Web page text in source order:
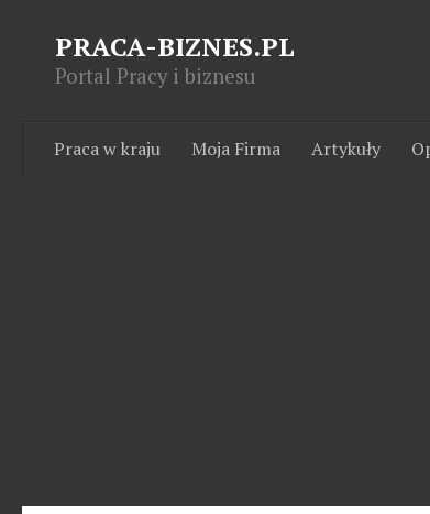
PRACA-BIZNES.PL
Portal Pracy i biznesu
Praca w kraju Moja Firma Artykuły